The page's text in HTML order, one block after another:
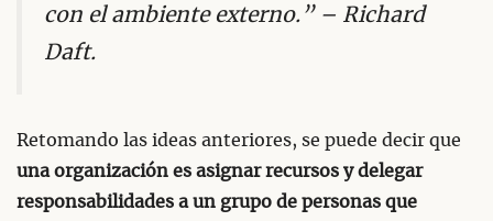
con el ambiente externo.” – Richard
Daft.
Retomando las ideas anteriores, se puede decir que
una organización es asignar recursos y delegar
responsabilidades a un grupo de personas que